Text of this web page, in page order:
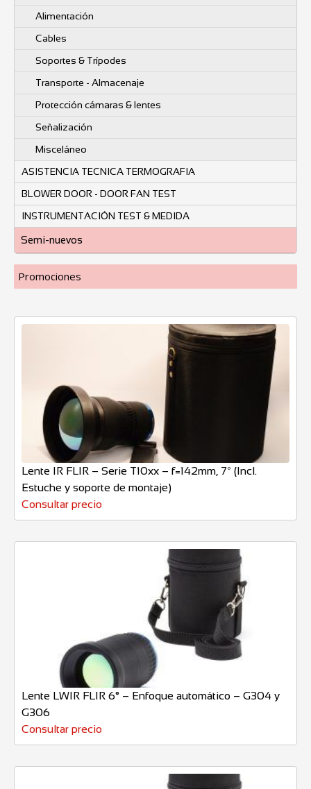
Alimentación
Cables
Soportes & Trípodes
Transporte - Almacenaje
Protección cámaras & lentes
Señalización
Misceláneo
ASISTENCIA TECNICA TERMOGRAFIA
BLOWER DOOR - DOOR FAN TEST
INSTRUMENTACIÓN TEST & MEDIDA
Semi-nuevos
Promociones
Lente IR FLIR – Serie T10xx – f=142mm, 7º (Incl.
Estuche y soporte de montaje)
Consultar precio
Lente LWIR FLIR 6° – Enfoque automático – G304 y
G306
Consultar precio